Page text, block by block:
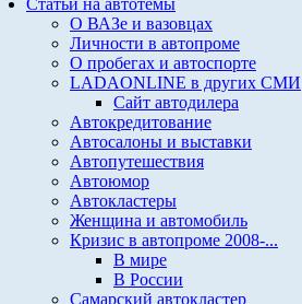
Статьи на автотемы
О ВАЗе и вазовцах
Личности в автопроме
О пробегах и автоспорте
LADAONLINE в других СМИ
Сайт автодилера
Автокредитование
Автосалоны и выставки
Автопутешествия
Автоюмор
Автокластеры
Женщина и автомобиль
Кризис в автопроме 2008-...
В мире
В России
Самарский автокластер